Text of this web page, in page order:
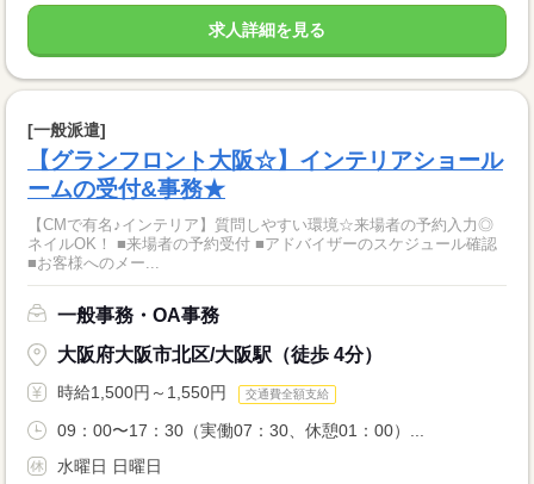
求人詳細を見る
[一般派遣]
【グランフロント大阪☆】インテリアショール
ームの受付&事務★
【CMで有名♪インテリア】質問しやすい環境☆来場者の予約入力◎
ネイルOK！ ■来場者の予約受付 ■アドバイザーのスケジュール確認
■お客様へのメー...
一般事務・OA事務
大阪府大阪市北区/大阪駅（徒歩 4分）
時給1,500円～1,550円 交通費全額支給
09：00〜17：30（実働07：30、休憩01：00）...
水曜日 日曜日